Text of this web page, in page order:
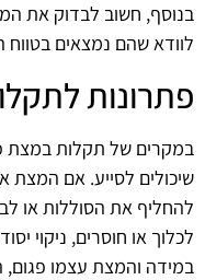
בנוסף, חשוב לבדוק את
לוודא שהם נמצאים בטווח
פתרונות
שיכולים לסייע. אם המצת
להחליף את הסוללות או
לכלוך או חוסרים, ניקוי
במידה והמצת עצמו פגום,